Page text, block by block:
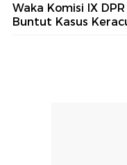
Waka Komisi IX
Buntut Kasus